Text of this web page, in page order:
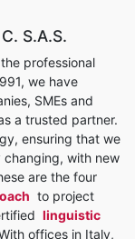
S.A.S.
professional
we have
SMEs and
a trusted partner.
ensuring that we
with new
are the four
to project
linguistic
offices in Italy,